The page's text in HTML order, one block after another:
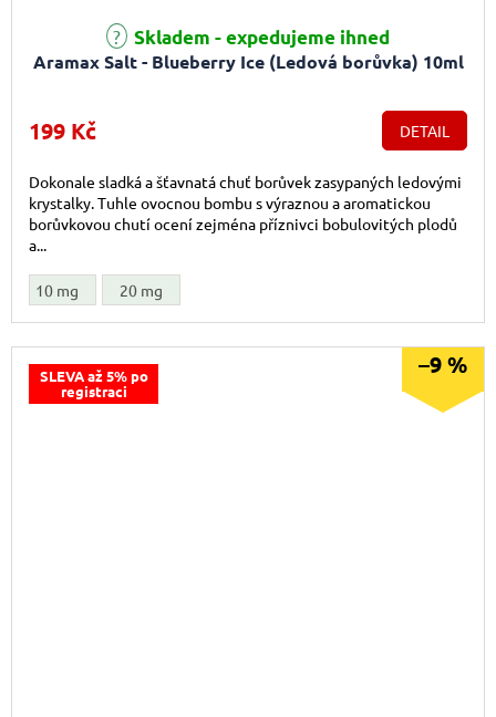
Aramax Salt - Blueberry Ice (Ledová borůvka) 10ml
Průměrné hodnocení produktu je 5,0 z 5 hvězdiček.
Skladem - expedujeme ihned
199 Kč DETAIL
Dokonale sladká a šťavnatá chuť borůvek zasypaných ledovými
krystalky. Tuhle ovocnou bombu s výraznou a aromatickou
borůvkovou chutí ocení zejména příznivci bobulovitých plodů
a...
10 mg 20 mg
SLEVA až 5% po
registraci
–9 %